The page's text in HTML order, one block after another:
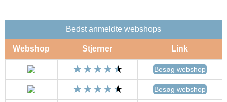
Bedst anmeldte webshops
Webshop Stjerner Link
Besøg webshop
Besøg webshop